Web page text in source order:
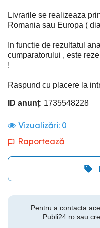
Livrarile se realizeaza
Romania sau Europa (
In functie de rezultatul
cumparatorului , este
!
Raspund cu placere la
ID anunț: 1735548228
Vizualizări: 0
Raportează
Pentru a contacta
Publi24.ro sau